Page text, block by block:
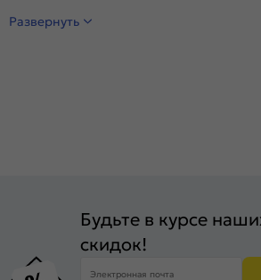
Развернуть
Будьте в курсе
скидок!
Электронная почта